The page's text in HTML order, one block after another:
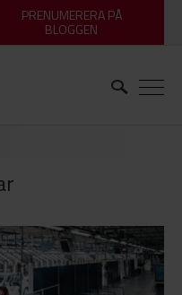
PRENUMERERA PÅ
BLOGGEN